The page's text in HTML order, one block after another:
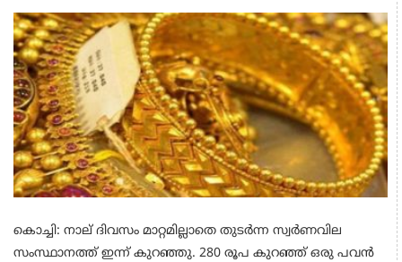
കൊച്ചി: നാല് ദിവസം മാറ്റമില്ലാതെ തുടര്‍ന്ന സ്വര്‍ണവില
സംസ്ഥാനത്ത് ഇന്ന് കുറഞ്ഞു. 280 രൂപ കുറഞ്ഞ് ഒരു പവന്‍